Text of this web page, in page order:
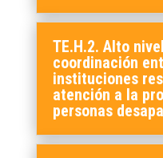
TE.H.2. Alto
coordinación
instituciones
atención a la
personas